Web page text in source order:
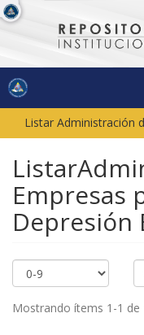
Listar Administración
Empresas
Depresión
Mostrando ítems 1-1 de